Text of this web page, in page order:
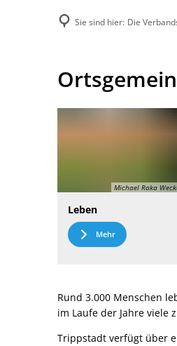
Sie sind hier: Die
Ortsgemeinde
Trippstadt
Michael Raka
Leben
Mehr
Rund 3.000 Menschen
im Laufe der Jahre viele
Trippstadt verfügt über